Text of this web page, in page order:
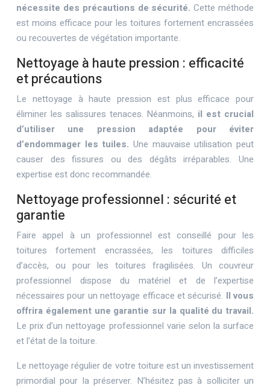
nécessite des précautions de sécurité.Cette méthode
est moins efficace pour les toitures fortement encrassées
ou recouvertes de végétation importante.
Nettoyage à haute pression : efficacité
et précautions
Le nettoyage à haute pression est plus efficace pour
éliminer les salissures tenaces. Néanmoins, il est crucial
d’utiliser une pression adaptée pour éviter
d’endommager les tuiles. Une mauvaise utilisation peut
causer des fissures ou des dégâts irréparables. Une
expertise est donc recommandée.
Nettoyage professionnel : sécurité et
garantie
Faire appel à un professionnel est conseillé pour les
toitures fortement encrassées, les toitures difficiles
d’accès, ou pour les toitures fragilisées. Un couvreur
professionnel dispose du matériel et de l’expertise
nécessaires pour un nettoyage efficace et sécurisé. Il vous
offrira également une garantie sur la qualité du travail.
Le prix d’un nettoyage professionnel varie selon la surface
et l’état de la toiture.
Le nettoyage régulier de votre toiture est un investissement
primordial pour la préserver. N’hésitez pas à solliciter un